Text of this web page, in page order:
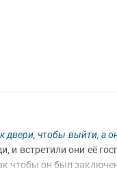
двери, чтобы выйти, а
и встретили они её
чтобы он был